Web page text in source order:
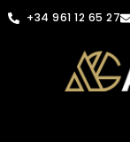
+34 961 12 65 27